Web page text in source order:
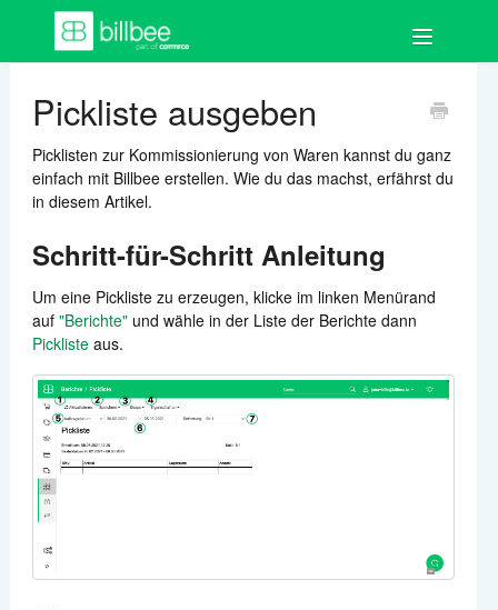
Toggle
Auftragsdokumente
Artikel
Shops & Marktplätze
Buchhaltung
Pickliste ausgeben
Picklisten zur Kommissionierung von Waren kannst du ganz
einfach mit Billbee erstellen. Wie du das machst, erfährst du
in diesem Artikel.
Schritt-für-Schritt Anleitung
Um eine Pickliste zu erzeugen, klicke im linken Menürand
auf "Berichte"und wähle in der Liste der Berichte dann
Picklisteaus.